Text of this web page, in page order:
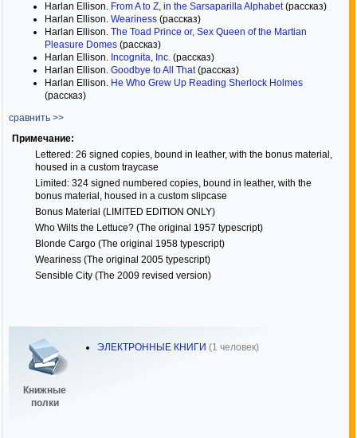
Harlan Ellison. From A to Z, in the Sarsaparilla Alphabet(рассказ)
Harlan Ellison. Weariness (рассказ)
Harlan Ellison. The Toad Prince or, Sex Queen of the Martian
Pleasure Domes (рассказ)
Harlan Ellison. Incognita, Inc. (рассказ)
Harlan Ellison. Goodbye to All That(рассказ)
Harlan Ellison. He Who Grew Up Reading Sherlock Holmes
(рассказ)
сравнить >>
Примечание:
Lettered: 26 signed copies, bound in leather, with the bonus material,
housed in a custom traycase
Limited: 324 signed numbered copies, bound in leather, with the
bonus material, housed in a custom slipcase
Bonus Material (LIMITED EDITION ONLY)
Who Wilts the Lettuce? (The original 1957 typescript)
Blonde Cargo (The original 1958 typescript)
Weariness (The original 2005 typescript)
Sensible City (The 2009 revised version)
Книжные
полки
ЭЛЕКТРОННЫЕ КНИГИ (1 человек)